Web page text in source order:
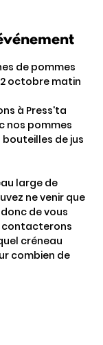
de pommes
octobre matin
à Press'ta
nos pommes
de jus
large de
ne venir que
de vous
contacterons
créneau
combien de